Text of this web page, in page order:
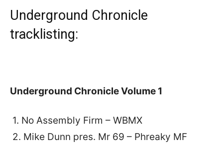
Underground Chronicle
tracklisting:
Underground Chronicle Volume 1
1. No Assembly Firm – WBMX
2. Mike Dunn pres. Mr 69 – Phreaky MF